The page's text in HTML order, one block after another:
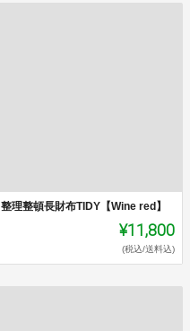
整理整頓長財布TIDY【Wine red】
¥11,800
(税込/送料込)